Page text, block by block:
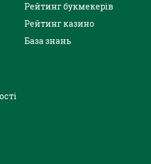
Рейтинг букмекерів
Рейтинг казино
База знань